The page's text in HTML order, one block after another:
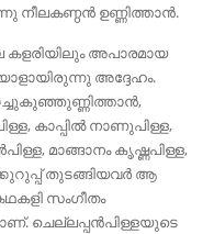
നീലകണ്ഠൻ ഉണ്ണിത്താൻ.
അപാരമായ
അദ്ദേഹം.
കാപ്പിൽ നാണുപിള്ള,
മാങ്ങാനം കൃഷ്ണപിള്ള,
തുടങ്ങിയവർ ആ
സംഗീതം
ചെല്ലപ്പൻപിള്ളയുടെ